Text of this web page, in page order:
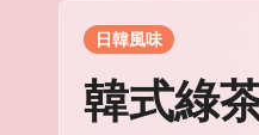
日韓風味
韓式綠